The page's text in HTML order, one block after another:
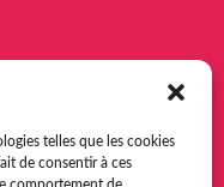
telles que les cookies
de consentir à ces